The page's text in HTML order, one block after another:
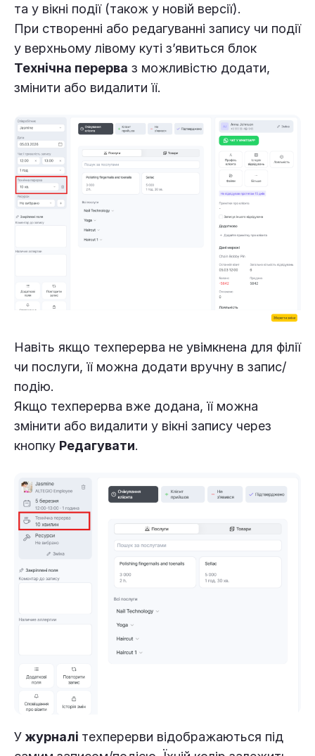
та у вікні події (також у новій версії).
При створенні або редагуванні запису чи події
у верхньому лівому куті з’явиться блок
Технічна перерва з можливістю додати,
змінити або видалити її.
Навіть якщо техперерва не увімкнена для філії
чи послуги, її можна додати вручну в запис/
подію.
Якщо техперерва вже додана, її можна
змінити або видалити у вікні запису через
кнопку Редагувати.
У журналі техперерви відображаються під